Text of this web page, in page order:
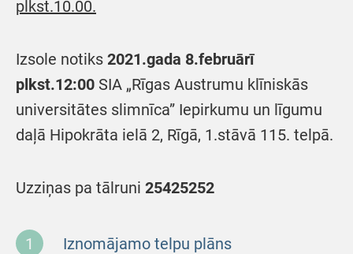
plkst.10.00.
Izsole notiks 2021.gada 8.februārī
plkst.12:00 SIA „Rīgas Austrumu klīniskās
universitātes slimnīca” Iepirkumu un līgumu
daļā Hipokrāta ielā 2, Rīgā, 1.stāvā 115. telpā.
Uzziņas pa tālruni 25425252
Iznomājamo telpu plāns